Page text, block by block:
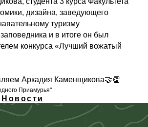
дизайна, заведующего
туризму
и в итоге он был
конкурса «Лучший вожатый
Аркадия Каменщикова🤝👏
Приамурья"
Новости